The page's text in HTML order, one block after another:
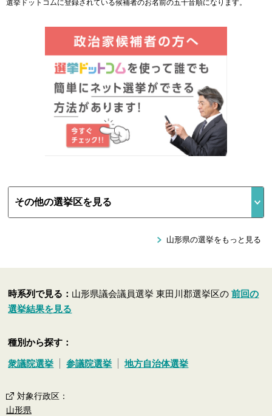
選挙ドットコムに登録されている候補者のお名前の五十音順になります。
山形県の選挙をもっと見る
時系列で見る： 山形県議会議員選挙 東田川郡選挙区の前回の
選挙結果を見る
種別から探す：
衆議院選挙 参議院選挙 地方自治体選挙
対象行政区 ：
山形県